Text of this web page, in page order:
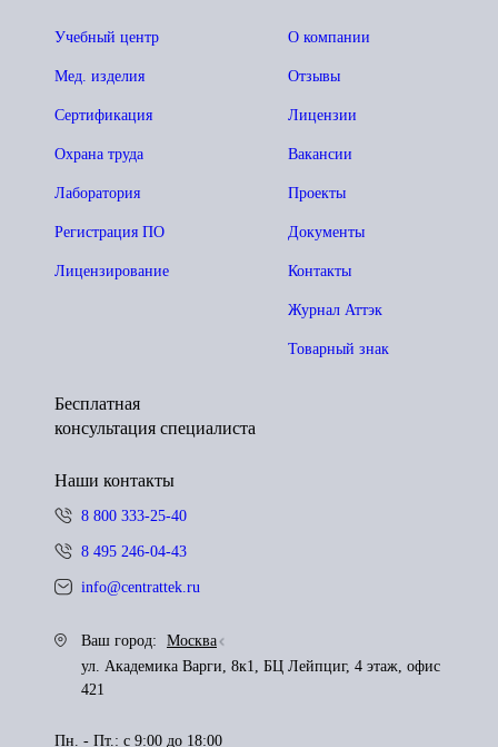
О компании
Отзывы
Лицензии
Вакансии
Проекты
Документы
Контакты
Журнал Аттэк
Товарный знак
Учебный центр
Мед. изделия
Сертификация
Охрана труда
Лаборатория
Регистрация ПО
Лицензирование
Бесплатная
консультация специалиста
Наши контакты
8 800 333-25-40
8 495 246-04-43
info@centrattek.ru
Ваш город:
Москва
ул. Академика Варги, 8к1, БЦ Лейпциг, 4 этаж, офис
421
Пн. - Пт.: с 9:00 до 18:00